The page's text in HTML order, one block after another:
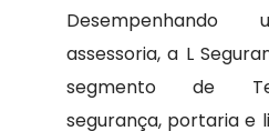
Desempenhando
assessoria, a L
segmento de
segurança, portaria e